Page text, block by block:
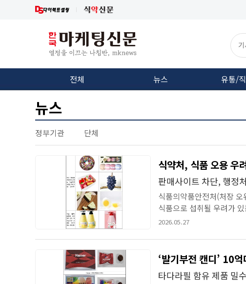
전체 뉴스 유통/
뉴스
정부기관 단체
식약처, 식품 오용 우
판매사이트 차단, 행정
식품의약품안전처(처장
식품으로 섭취될 우려가
물을 점검하여 95건을 적발
2026.05.27
‘발기부전 캔디’ 10
타다라필 함유 제품 밀